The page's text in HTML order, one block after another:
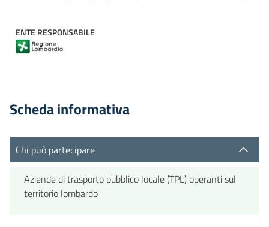
ENTE RESPONSABILE
Scheda informativa
Chi può partecipare
Aziende di trasporto pubblico locale (TPL) operanti sul
territorio lombardo